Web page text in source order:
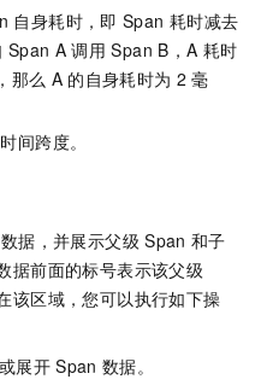
自身耗时，即 Span 耗时减去
Span A 调用 Span B，A 耗时
那么 A 的自身耗时为 2 毫
间跨度。
数据，并展示父级 Span 和子
据前面的标号表示该父级
该区域，您可以执行如下操
展开 Span 数据。